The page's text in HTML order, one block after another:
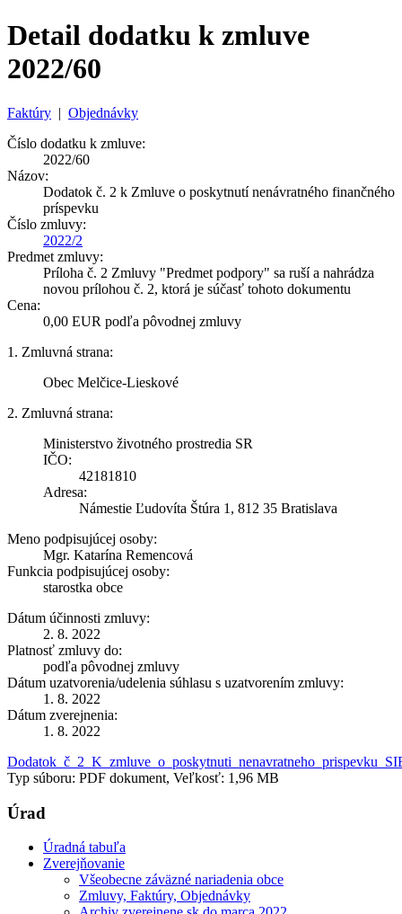
Detail dodatku k zmluve
2022/60
Faktúry | Objednávky
Číslo dodatku k zmluve:
2022/60
Názov:
Dodatok č. 2 k Zmluve o poskytnutí nenávratného finančného
príspevku
Číslo zmluvy:
2022/2
Predmet zmluvy:
Príloha č. 2 Zmluvy "Predmet podpory" sa ruší a nahrádza
novou prílohou č. 2, ktorá je súčasť tohoto dokumentu
Cena:
0,00 EUR podľa pôvodnej zmluvy
1. Zmluvná strana:
Obec Melčice-Lieskové
2. Zmluvná strana:
Ministerstvo životného prostredia SR
IČO:
42181810
Adresa:
Námestie Ľudovíta Štúra 1, 812 35 Bratislava
Meno podpisujúcej osoby:
Mgr. Katarína Remencová
Funkcia podpisujúcej osoby:
starostka obce
Dátum účinnosti zmluvy:
2. 8. 2022
Platnosť zmluvy do:
podľa pôvodnej zmluvy
Dátum uzatvorenia/udelenia súhlasu s uzatvorením zmluvy:
1. 8. 2022
Dátum zverejnenia:
1. 8. 2022
Typ súboru: PDF dokument, Veľkosť: 1,96 MB
Úrad
Úradná tabuľa
Zverejňovanie
Všeobecne záväzné nariadenia obce
Zmluvy, Faktúry, Objednávky